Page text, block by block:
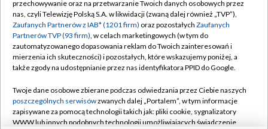
Abonament TVP
Emisja w TVP
Centrum informacji TVP
Naziemna Telewizja Cyfrowa
Rada Programowa
System NOS
Regulamin TVP
Polityka prywatności
Moje zgody
Pomoc
Kontakt
przechowywanie oraz na przetwarzanie Twoich danych osobowych przez
nas, czyli Telewizję Polską S.A. w likwidacji (zwaną dalej również „TVP”),
Zaufanych Partnerów z IAB* (1201 firm) oraz pozostałych Zaufanych
Partnerów TVP (93 firm), w celach marketingowych (w tym do
zautomatyzowanego dopasowania reklam do Twoich zainteresowań i
mierzenia ich skuteczności) i pozostałych, które wskazujemy poniżej, a
także zgody na udostępnianie przez nas identyfikatora PPID do Google.
Twoje dane osobowe zbierane podczas odwiedzania przez Ciebie naszych
poszczególnych serwisówzwanych dalej „Portalem”, w tym informacje
zapisywane za pomocą technologii takich jak: pliki cookie, sygnalizatory
WWW lub innych podobnych technologii umożliwiających świadczenie